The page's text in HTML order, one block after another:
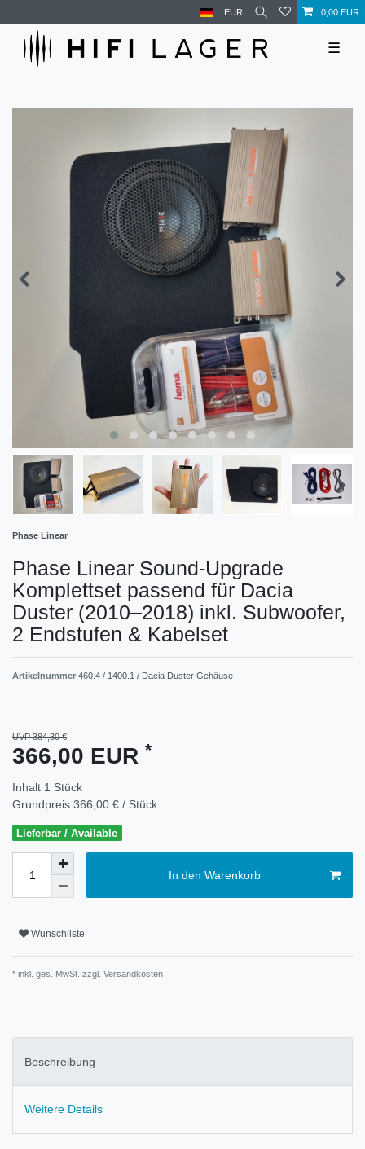
EUR 0,00 EUR
☰
Phase Linear
Phase Linear Sound-Upgrade
Komplettset passend für Dacia
Duster (2010–2018) inkl. Subwoofer,
2 Endstufen & Kabelset
Artikelnummer 460.4 / 1400.1 / Dacia Duster Gehäuse
UVP 384,30 €
366,00 EUR *
Inhalt 1 Stück
Grundpreis 366,00 € / Stück
Lieferbar / Available
In den Warenkorb
Wunschliste
* inkl. ges. MwSt. zzgl. Versandkosten
Beschreibung
Weitere Details